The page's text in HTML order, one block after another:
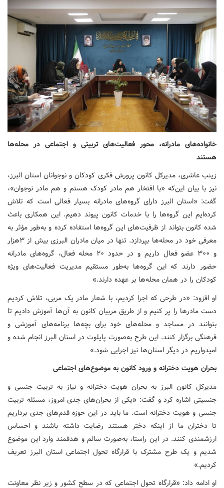
خانواده‌های مادرانه، محور فعالیت‌های تربیتی و اجتماعی در محله‌ها
هستند
زینب عاشری، مدیرکل کانون پرورش فکری کودکان و نوجوانان استان البرز،
نیز با بیان این‌که «با افتخار هم مادر کودک هستم و هم مادر نوجوان»،
گفت: «استان البرز دارای گروه‌های مادرانه بسیار فعالی است که تلاش
کرده‌ایم این گروه‌ها را با خدمات کانون پیوند دهیم. این همکاری باعث
شده کانون بتواند از ظرفیت‌های این گروه‌ها استفاده کرده و به‌طور مؤثر به
معرفی خود در محله‌ها بپردازد. تنها در میان مادران البرزی بیش از ۳هزار
و ۳۰۰ عضو فعال داریم و در حدود ۲۰ محله فعال، گروه‌های مادرانه
حضور دارند که این گروه‌ها به‌طور مستقیم مدیریت فعالیت‌های ویژه
کودکان را در همان محله‌ها بر عهده دارند.»
او افزود: «در طرحی که اجرا کردیم، با شعار مادر یک مربی، تلاش کردیم
دست مادرها را پر کنیم و از طریق مربیان کانون به آن‌ها آموزش دادیم تا
بتوانند در مساجد و محله‌های خود برای بچه‌ها برنامه‌های آموزشی و
فرهنگی برگزار کنند. این طرح به‌صورت پایلوت در استان البرز انجام شده و
امیدواریم در دیگر استان‌ها نیز اجرایی شود.»
بحران هویت دخترانه و ورود کانون به موضوع‌های اجتماعی
مدیرکل کانون البرز به بحران هویت دخترانه و نیاز به تربیت جنسی و
جنسیتی اشاره کرد و گفت: «یکی از بحران‌های جدی امروز، مسئله تربیت
جنسی و هویت دخترانه است. ما باید در این حوزه قدم‌های جدی برداریم
تا دختران ما از اینکه دختر هستند رضایت داشته باشند و احساس
ارزشمندی کنند. در این راستا، به‌صورت سالم و هدفمند وارد این موضوع
شدیم و یک طرح مشترک با قرارگاه تحول اجتماعی استان البرز تعریف
کردیم.»
او ادامه داد: «قرارگاه تحول اجتماعی که در سطح کشور و زیر نظر معاونت